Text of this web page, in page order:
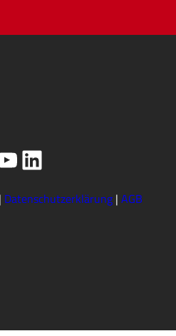
LinkedIn
| Datenschutzerklärung |AGB